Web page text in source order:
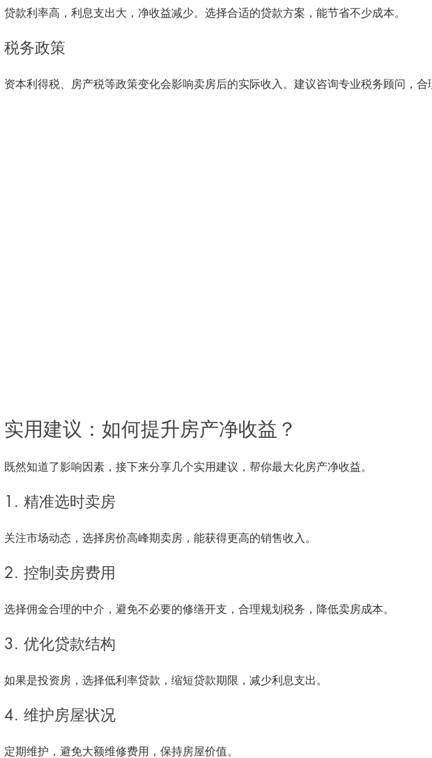
贷款利率高，利息支出大，净收益减少。选择合适的贷款方案，能节省不少成本。
税务政策
资本利得税、房产税等政策变化会影响卖房后的实际收入。建议咨询专业税务顾问，合
实用建议：如何提升房产净收益？
既然知道了影响因素，接下来分享几个实用建议，帮你最大化房产净收益。
1. 精准选时卖房
关注市场动态，选择房价高峰期卖房，能获得更高的销售收入。
2. 控制卖房费用
选择佣金合理的中介，避免不必要的修缮开支，合理规划税务，降低卖房成本。
3. 优化贷款结构
如果是投资房，选择低利率贷款，缩短贷款期限，减少利息支出。
4. 维护房屋状况
定期维护，避免大额维修费用，保持房屋价值。